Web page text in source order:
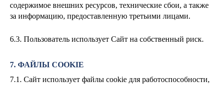
содержимое внешних ресурсов, технические сбои, а также
за информацию, предоставленную третьими лицами.
6.3. Пользователь использует Сайт на собственный риск.
7. ФАЙЛЫ COOKIE
7.1. Сайт использует файлы cookie для работоспособности,